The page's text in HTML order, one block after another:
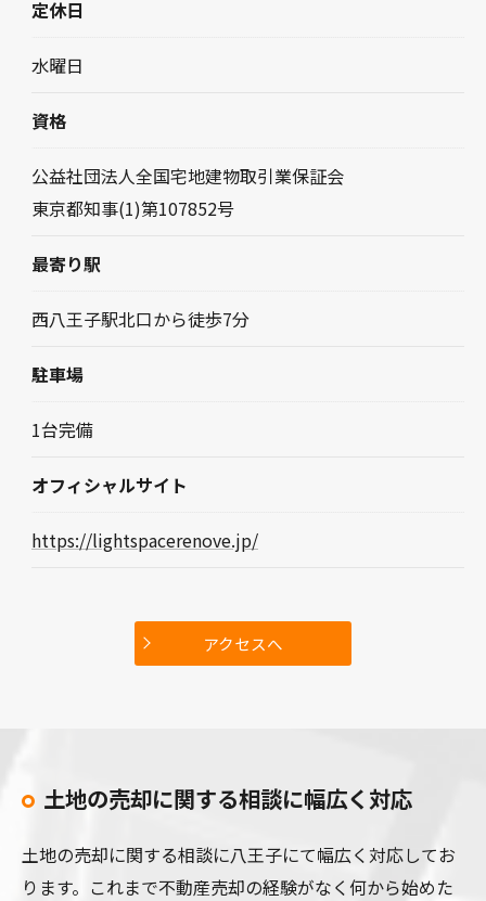
定休日
水曜日
資格
公益社団法人全国宅地建物取引業保証会
東京都知事(1)第107852号
最寄り駅
西八王子駅北口から徒歩7分
駐車場
1台完備
オフィシャルサイト
https://lightspacerenove.jp/
アクセスへ
土地の売却に関する相談に幅広く対応
土地の売却に関する相談に八王子にて幅広く対応してお
ります。これまで不動産売却の経験がなく何から始めた